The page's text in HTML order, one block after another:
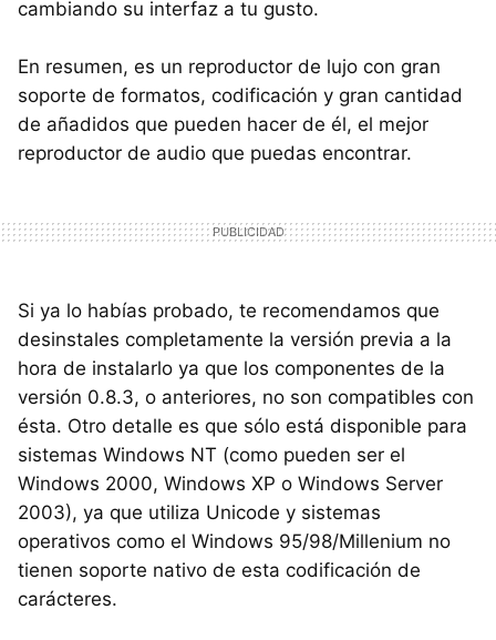
cambiando su interfaz a tu gusto.
En resumen, es un reproductor de lujo con gran
soporte de formatos, codificación y gran cantidad
de añadidos que pueden hacer de él, el mejor
reproductor de audio que puedas encontrar.
Si ya lo habías probado, te recomendamos que
desinstales completamente la versión previa a la
hora de instalarlo ya que los componentes de la
versión 0.8.3, o anteriores, no son compatibles con
ésta. Otro detalle es que sólo está disponible para
sistemas Windows NT (como pueden ser el
Windows 2000, Windows XP o Windows Server
2003), ya que utiliza Unicode y sistemas
operativos como el Windows 95/98/Millenium no
tienen soporte nativo de esta codificación de
carácteres.